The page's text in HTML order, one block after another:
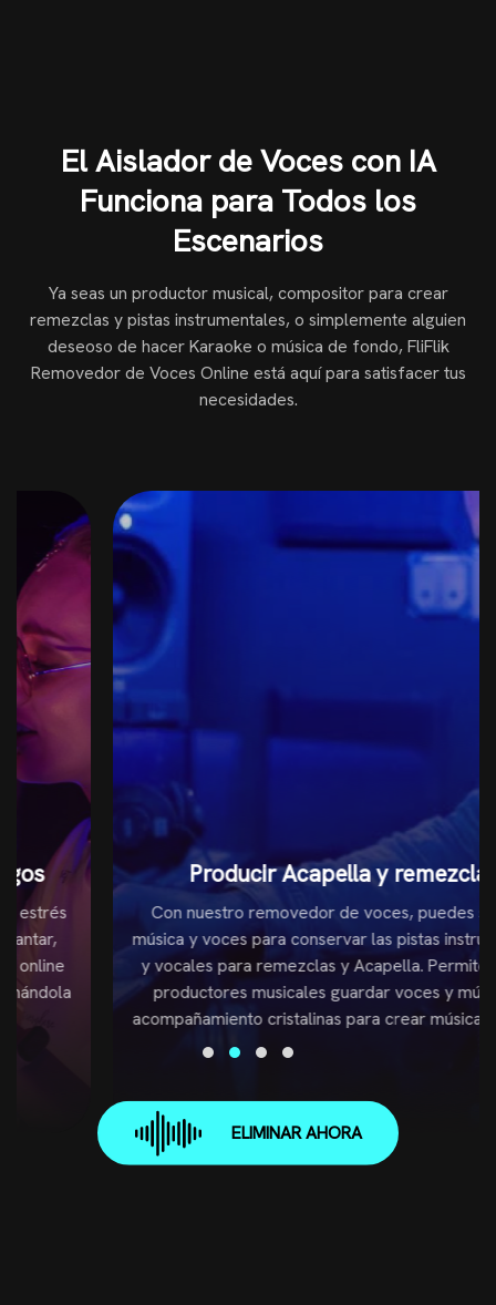
El Aislador de Voces con IA
Funciona para Todos los
Escenarios
Ya seas un productor musical, compositor para crear
remezclas y pistas instrumentales, o simplemente alguien
deseoso de hacer Karaoke o música de fondo, FliFlik
Removedor de Voces Online está aquí para satisfacer tus
necesidades.
Producir Acapella y remezclas
Con nuestro removedor de voces, puedes separar
música y voces para conservar las pistas instrumentales
y vocales para remezclas y Acapella. Permite a DJs y
productores musicales guardar voces y música de
acompañamiento cristalinas para crear música enérgica.
ELIMINAR AHORA